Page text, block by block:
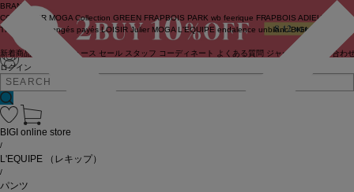
ログイン
BRAND
COUTURIER MOGA Collection GREEN FRAPBOIS PARK wb feerique FRAPBOIS ADIEU
TRISTESSE
congés payés LOISIR Julier MOGA L'EQUIPE endalence unbilanc BIGI online store
新着商品 ニュース セール スタッフ コーディネート よくある質問 ジャーナル お問い合わ
BIGI online store
/
L'EQUIPE （レキップ）
/
パンツ